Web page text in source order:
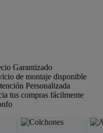
Garantizado
de montaje disponible
Personalizada
tus compras fácilmente